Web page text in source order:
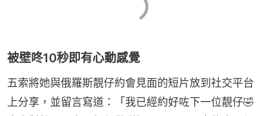
被壁咚10秒即有心動感覺
五索將她與俄羅斯靚仔約會見面的短片放到社交平台
上分享，並留言寫道：「我已經約好咗下一位靚仔🤣